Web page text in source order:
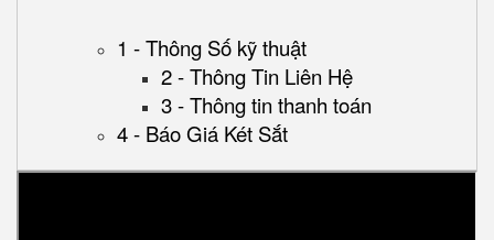
1 - Thông Số kỹ thuật
2 - Thông Tin Liên Hệ
3 - Thông tin thanh toán
4 - Báo Giá Két Sắt